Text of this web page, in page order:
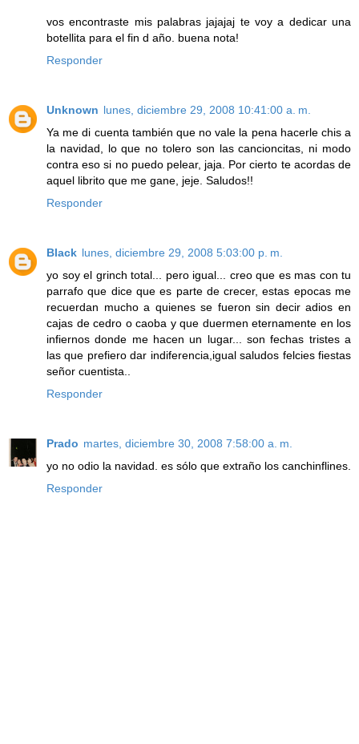
vos encontraste mis palabras jajajaj te voy a dedicar una
botellita para el fin d año. buena nota!
Responder
Unknown lunes, diciembre 29, 2008 10:41:00 a. m.
Ya me di cuenta también que no vale la pena hacerle chis a
la navidad, lo que no tolero son las cancioncitas, ni modo
contra eso si no puedo pelear, jaja. Por cierto te acordas de
aquel librito que me gane, jeje. Saludos!!
Responder
Black lunes, diciembre 29, 2008 5:03:00 p. m.
yo soy el grinch total... pero igual... creo que es mas con tu
parrafo que dice que es parte de crecer, estas epocas me
recuerdan mucho a quienes se fueron sin decir adios en
cajas de cedro o caoba y que duermen eternamente en los
infiernos donde me hacen un lugar... son fechas tristes a
las que prefiero dar indiferencia,igual saludos felcies fiestas
señor cuentista..
Responder
Prado martes, diciembre 30, 2008 7:58:00 a. m.
yo no odio la navidad. es sólo que extraño los canchinflines.
Responder